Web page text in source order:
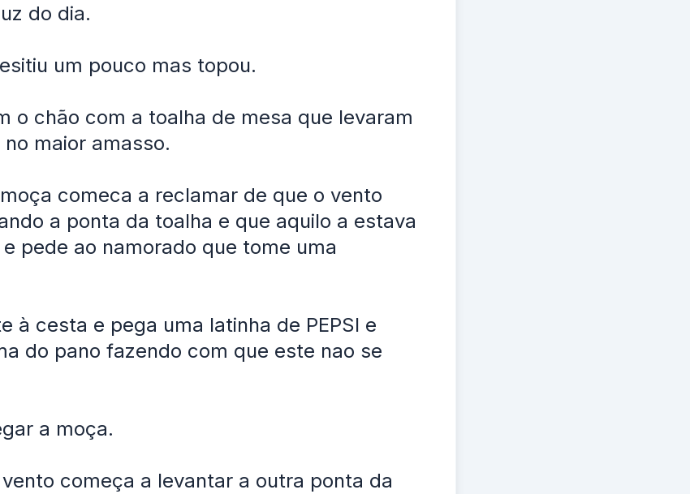
do dia.
um pouco mas topou.
o chão com a toalha de mesa que levaram
maior amasso.
comeca a reclamar de que o vento
a ponta da toalha e que aquilo a estava
pede ao namorado que tome uma
à cesta e pega uma latinha de PEPSI e
do pano fazendo com que este nao se
a moça.
começa a levantar a outra ponta da